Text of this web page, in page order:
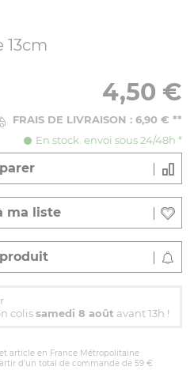
13cm
4,50 €
FRAIS DE LIVRAISON : 6,90 € **
En stock. envoi sous 24/48h *
ma liste
colissamedi 8 août avant 13h !
article en France Métropolitaine
d'un total de commande de 59 €